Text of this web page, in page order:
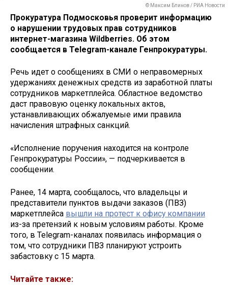
© Максим Блинов / РИА Новости
Прокуратура Подмосковья проверит информацию
о нарушении трудовых прав сотрудников
интернет-магазина Wildberries. Об этом
сообщается в Telegram-канале Генпрокуратуры.
Речь идет о сообщениях в СМИ о неправомерных
удержаниях денежных средств из заработной платы
сотрудников маркетплейса. Областное ведомство
даст правовую оценку локальных актов,
устанавливающих обжалуемые ими правила
начисления штрафных санкций.
«Исполнение поручения находится на контроле
Генпрокуратуры России», — подчеркивается в
сообщении.
Ранее, 14 марта, сообщалось, что владельцы и
представители пунктов выдачи заказов (ПВЗ)
маркетплейса вышли на протест к офису компании
из-за претензий к новым условиям работы. Кроме
того, в Telegram-каналах появилась информация о
том, что сотрудники ПВЗ планируют устроить
забастовку с 15 марта.
Читайте также: